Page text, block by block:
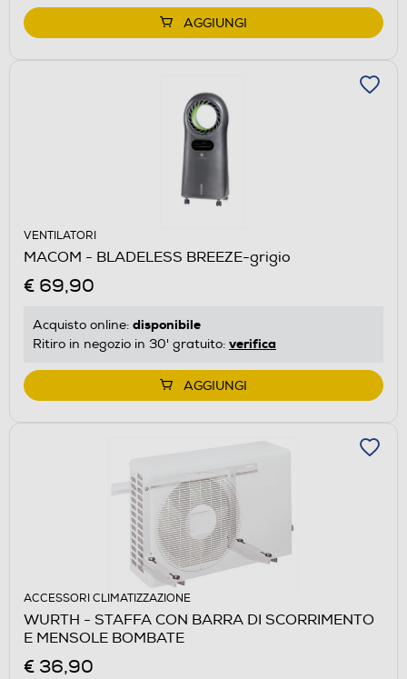
AGGIUNGI
VENTILATORI
MACOM - BLADELESS BREEZE-grigio
€ 69,90
Acquisto online: disponibile
Ritiro in negozio in 30' gratuito: verifica
AGGIUNGI
ACCESSORI CLIMATIZZAZIONE
WURTH - STAFFA CON BARRA DI SCORRIMENTO
E MENSOLE BOMBATE
€ 36,90